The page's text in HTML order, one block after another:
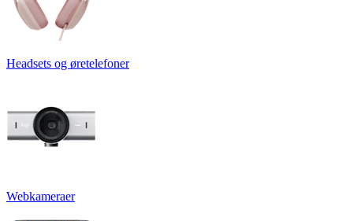
Headsets og øretelefoner
Webkameraer